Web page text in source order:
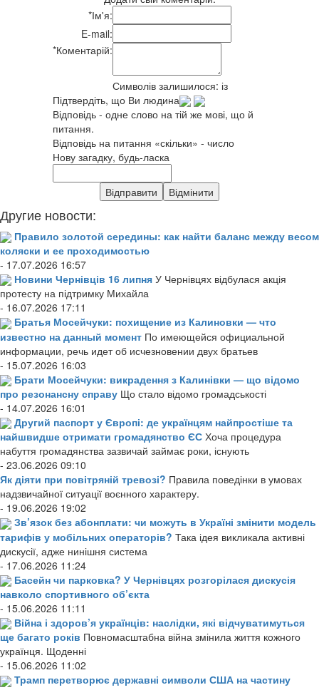
*Ім'я:
E-mail:
*Коментарій:
Символів залишилося: із
Підтвердіть, що Ви людина
Відповідь - одне слово на тій же мові, що й
питання.
Відповідь на питання «скільки» - число
Нову загадку, будь-ласка
Другие новости:
Правило золотой середины: как найти баланс между весом
коляски и ее проходимостью
- 17.07.2026 16:57
Новини Чернівців 16 липня У Чернівцях відбулася акція
протесту на підтримку Михайла
- 16.07.2026 17:11
Братья Мосейчуки: похищение из Калиновки — что
известно на данный момент По имеющейся официальной
информации, речь идет об исчезновении двух братьев
- 15.07.2026 16:03
Брати Мосейчуки: викрадення з Калинівки — що відомо
про резонансну справу Що стало відомо громадськості
- 14.07.2026 16:01
Другий паспорт у Європі: де українцям найпростіше та
найшвидше отримати громадянство ЄС Хоча процедура
набуття громадянства зазвичай займає роки, існують
- 23.06.2026 09:10
Як діяти при повітряній тревозі? Правила поведінки в умовах
надзвичайної ситуації воєнного характеру.
- 19.06.2026 19:02
Зв’язок без абонплати: чи можуть в Україні змінити модель
тарифів у мобільних операторів? Така ідея викликала активні
дискусії, адже нинішня система
- 17.06.2026 11:24
Басейн чи парковка? У Чернівцях розгорілася дискусія
навколо спортивного об’єкта
- 15.06.2026 11:11
Війна і здоров’я українців: наслідки, які відчуватимуться
ще багато років Повномасштабна війна змінила життя кожного
українця. Щоденні
- 15.06.2026 11:02
Трамп перетворює державні символи США на частину